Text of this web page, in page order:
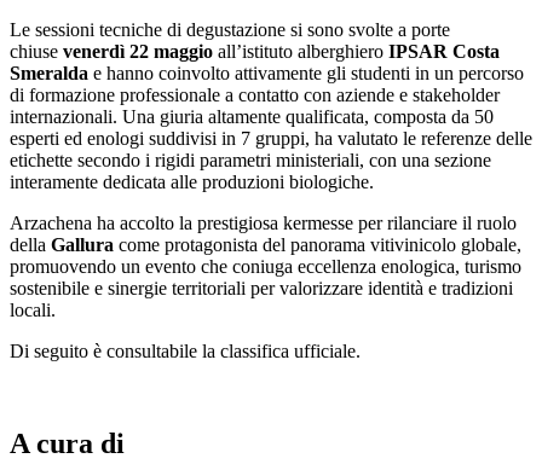
Le sessioni tecniche di degustazione si sono svolte a porte
chiuse venerdì 22 maggio all’istituto alberghiero IPSAR Costa
Smeralda e hanno coinvolto attivamente gli studenti in un percorso
di formazione professionale a contatto con aziende e stakeholder
internazionali. Una giuria altamente qualificata, composta da 50
esperti ed enologi suddivisi in 7 gruppi, ha valutato le referenze delle
etichette secondo i rigidi parametri ministeriali, con una sezione
interamente dedicata alle produzioni biologiche.
Arzachena ha accolto la prestigiosa kermesse per rilanciare il ruolo
della Gallura come protagonista del panorama vitivinicolo globale,
promuovendo un evento che coniuga eccellenza enologica, turismo
sostenibile e sinergie territoriali per valorizzare identità e tradizioni
locali.
Di seguito è consultabile la classifica ufficiale.
A cura di